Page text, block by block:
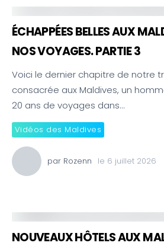
ÉCHAPPÉES BELLES AUX
NOS VOYAGES. PARTIE 3
Vidéos des Maldives
Voici le dernier chapitre de notre
consacrée aux Maldives, un
20 ans de voyages dans…
par Rozenn le 6 juillet 2026
NOUVEAUX HÔTELS AUX